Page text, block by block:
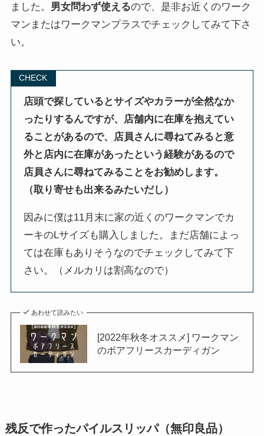
ました。 男女問わず使えるので、是非お近くのワーク
マンまたはワークマンプラスでチェックしてみて下さ
い。
CHECK
店頭で探しているとサイズやカラーが全然なか
ったりするんですが、店舗内に在庫を抱えてい
ることがあるので、店員さんに尋ねてみると意
外と店内に在庫があったという経験があるので
店員さんに尋ねてみることをお勧めします。
（取り寄せも出来るみたいだし）
因みに僕は11月末に家の近くのワークマンでカ
ーキのLサイズも購入しました。まだ店舗によっ
ては在庫もありそうなのでチェックしてみて下
さい。（メルカリは割高なので）
あわせて読みたい
[2022年秋冬オススメ] ワークマン
のボアフリースカーディガン
残反で作ったパイルスリッパ（無印良品）